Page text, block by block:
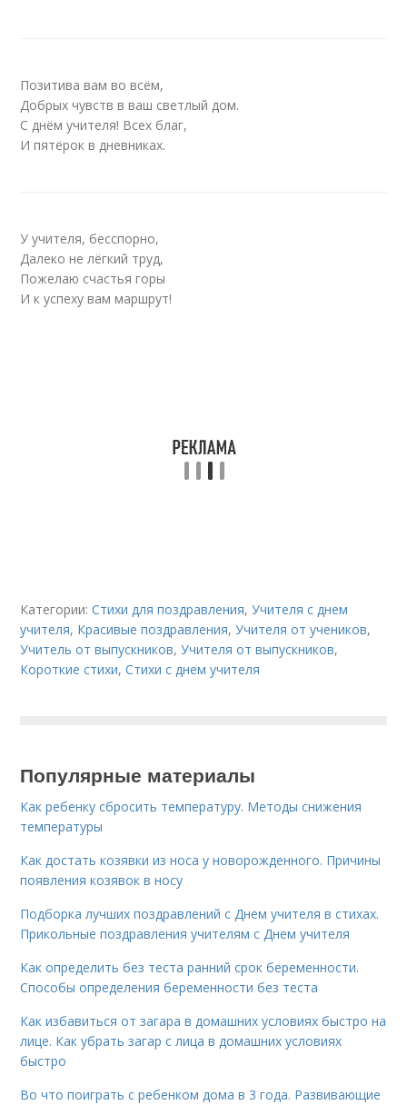
Позитива вам во всём,
Добрых чувств в ваш светлый дом.
С днём учителя! Всех благ,
И пятёрок в дневниках.
У учителя, бесспорно,
Далеко не лёгкий труд,
Пожелаю счастья горы
И к успеху вам маршрут!
Категории:Стихи для поздравления,Учителя с днем
учителя, Красивые поздравления,Учителя от учеников,
Учитель от выпускников,Учителя от выпускников,
Короткие стихи,Стихи с днем учителя
Популярные материалы
Как ребенку сбросить температуру. Методы снижения
температуры
Как достать козявки из носа у новорожденного. Причины
появления козявок в носу
Подборка лучших поздравлений с Днем учителя в стихах.
Прикольные поздравления учителям с Днем учителя
Как определить без теста ранний срок беременности.
Способы определения беременности без теста
Как избавиться от загара в домашних условиях быстро на
лице. Как убрать загар с лица в домашних условиях
быстро
Во что поиграть с ребенком дома в 3 года. Развивающие